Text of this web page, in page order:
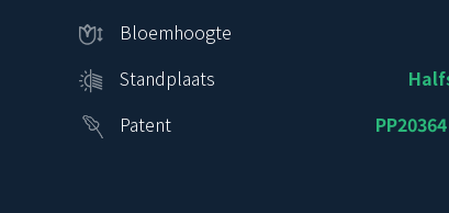
Bloemhoogte
Standplaats
Patent